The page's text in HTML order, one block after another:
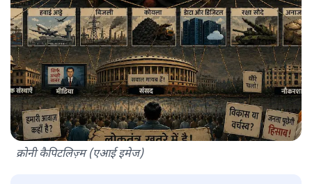
क्रोनी कैपिटलिज़्म (एआई इमेज)